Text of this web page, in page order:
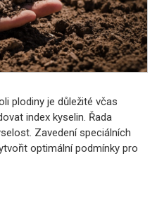
plodiny je důležité včas
index kyselin. Řada
Zavedení speciálních
optimální podmínky pro